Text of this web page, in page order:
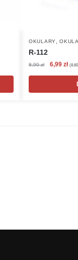
OKULARY ,
R-112
8,90zł
Pierwotna
8,90 zł.
6,99 zł (